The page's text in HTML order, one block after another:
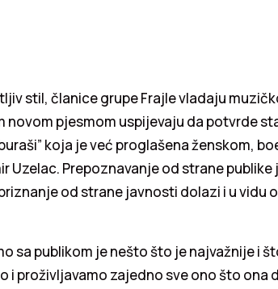
stil, članice grupe Frajle vladaju
novom pjesmom uspijevaju da potvrde
koja je već proglašena ženskom,
Uzelac. Prepoznavanje od strane
od strane javnosti dolazi i u vidu
sa publikom je nešto što je najvažnije i
i proživljavamo zajedno sve ono što ona